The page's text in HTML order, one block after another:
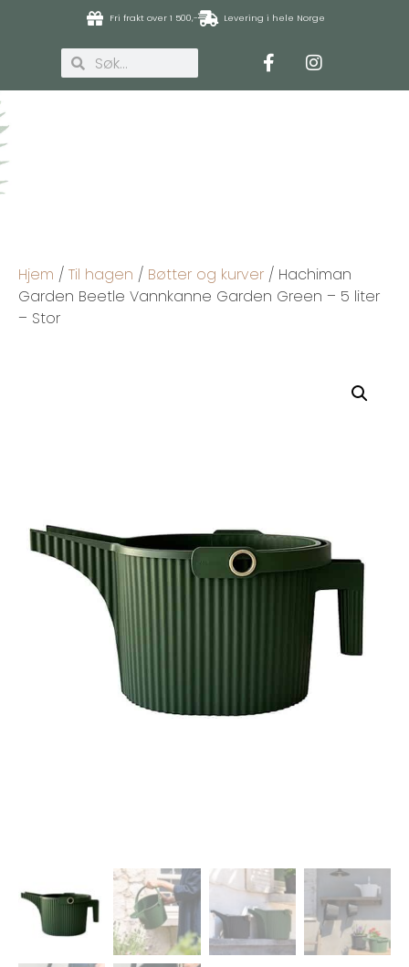
Fri frakt over 1 500,- Levering i hele Norge
Hjem / Til hagen / Bøtter og kurver / Hachiman
Garden Beetle Vannkanne Garden Green – 5 liter
– Stor